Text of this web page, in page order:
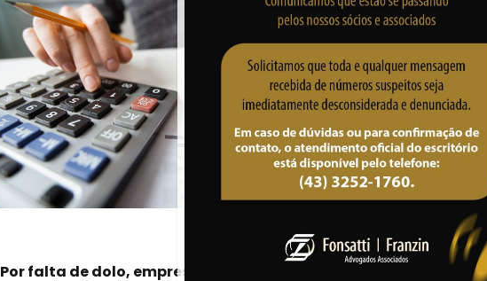
Por falta de dolo, empresários
Juíza